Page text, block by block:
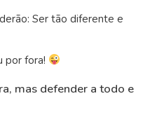
por fora!
mas defender a todo e